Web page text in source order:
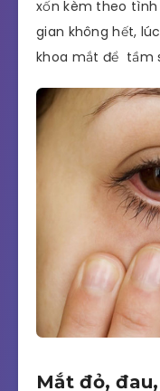
xốn kèm theo
gian không hết,
khoa mắt để tầm
Mắt đỏ,